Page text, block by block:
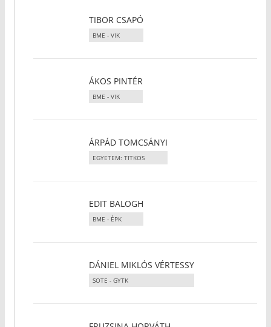
TIBOR CSAPÓ
BME - VIK
ÁKOS PINTÉR
BME - VIK
ÁRPÁD TOMCSÁNYI
EGYETEM: TITKOS
EDIT BALOGH
BME - ÉPK
DÁNIEL MIKLÓS VÉRTESSY
SOTE - GYTK